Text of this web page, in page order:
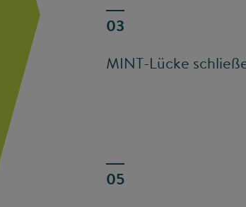
MINT-Lücke